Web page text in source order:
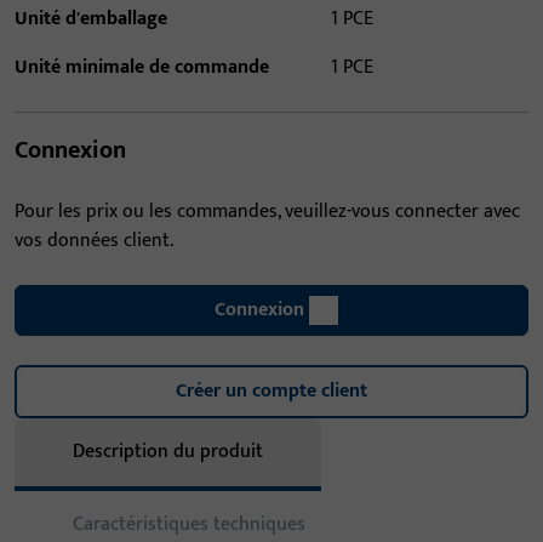
Unité d'emballage
1 PCE
Unité minimale de commande
1 PCE
Connexion
Pour les prix ou les commandes, veuillez-vous connecter avec
vos données client.
Connexion
Créer un compte client
Description du produit
Caractéristiques techniques